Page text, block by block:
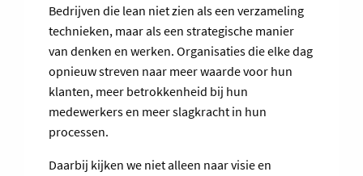
Bedrijven die lean niet zien als een verzameling
technieken, maar als een strategische manier
van denken en werken. Organisaties die elke dag
opnieuw streven naar meer waarde voor hun
klanten, meer betrokkenheid bij hun
medewerkers en meer slagkracht in hun
processen.
Daarbij kijken we niet alleen naar visie en